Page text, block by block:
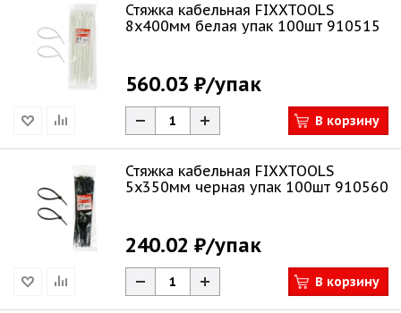
Стяжка кабельная FIXXTOOLS
8х400мм белая упак 100шт 910515
560.03 ₽/упак
В корзину
Стяжка кабельная FIXXTOOLS
5х350мм черная упак 100шт 910560
240.02 ₽/упак
В корзину